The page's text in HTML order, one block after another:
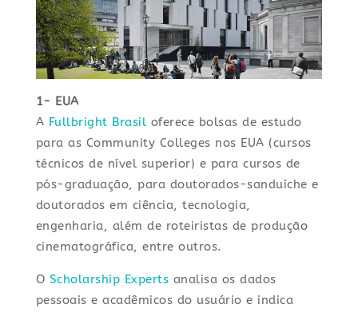
1- EUA
A Fullbright Brasil oferece bolsas de estudo
para as Community Colleges nos EUA (cursos
técnicos de nível superior) e para cursos de
pós-graduação, para doutorados-sanduíche e
doutorados em ciência, tecnologia,
engenharia, além de roteiristas de produção
cinematográfica, entre outros.
O Scholarship Experts analisa os dados
pessoais e acadêmicos do usuário e indica